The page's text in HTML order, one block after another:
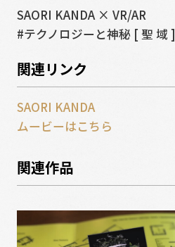
SAORI KANDA × VR/AR
#テクノロジーと神秘 [ 聖 域 ]
関連リンク
SAORI KANDA
ムービーはこちら
関連作品